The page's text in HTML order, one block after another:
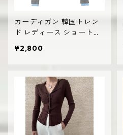
カーディガン 韓国トレン
ド レディース ショート丈
¥2,800